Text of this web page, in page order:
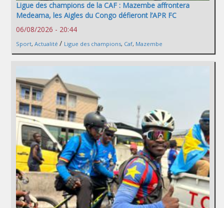
Ligue des champions de la CAF : Mazembe affrontera
Medeama, les Aigles du Congo défieront l’APR FC
06/08/2026 - 20:44
Sport, Actualité / Ligue des champions, Caf, Mazembe